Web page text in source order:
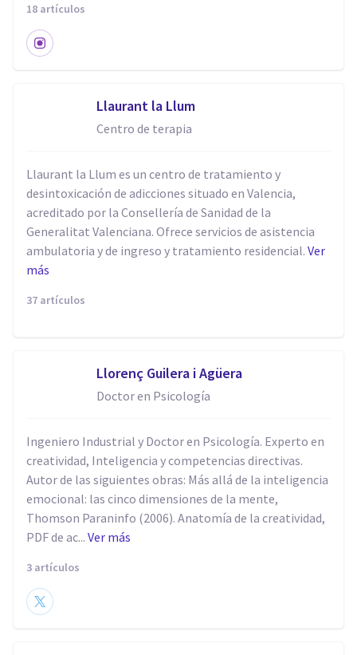
18 artículos
Llaurant la Llum
Centro de terapia
Llaurant la Llum es un centro de tratamiento y
desintoxicación de adicciones situado en Valencia,
acreditado por la Consellería de Sanidad de la
Generalitat Valenciana. Ofrece servicios de asistencia
ambulatoria y de ingreso y tratamiento residencial. Ver
más
37 artículos
Llorenç Guilera i Agüera
Doctor en Psicología
Ingeniero Industrial y Doctor en Psicología. Experto en
creatividad, Inteligencia y competencias directivas.
Autor de las siguientes obras: Más allá de la inteligencia
emocional: las cinco dimensiones de la mente,
Thomson Paraninfo (2006). Anatomía de la creatividad,
PDF de ac... Ver más
3 artículos